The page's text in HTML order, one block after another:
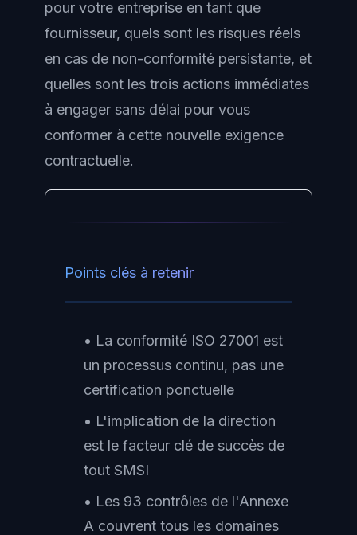
pour votre entreprise en tant que
fournisseur, quels sont les risques réels
en cas de non-conformité persistante, et
quelles sont les trois actions immédiates
à engager sans délai pour vous
conformer à cette nouvelle exigence
contractuelle.
Points clés à retenir
• La conformité ISO 27001 est
un processus continu, pas une
certification ponctuelle
• L'implication de la direction
est le facteur clé de succès de
tout SMSI
• Les 93 contrôles de l'Annexe
A couvrent tous les domaines